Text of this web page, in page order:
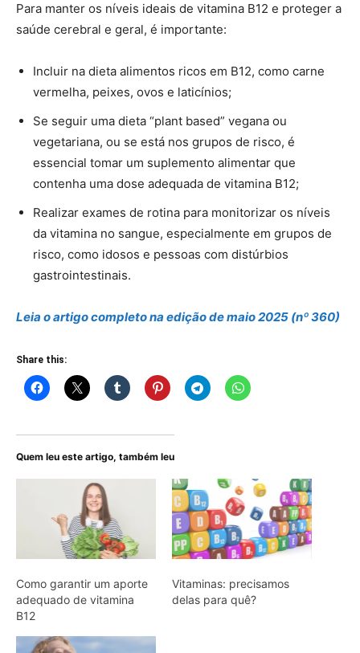
Para manter os níveis ideais de vitamina B12 e proteger a
saúde cerebral e geral, é importante:
Incluir na dieta alimentos ricos em B12, como carne
vermelha, peixes, ovos e laticínios;
Se seguir uma dieta “plant based” vegana ou
vegetariana, ou se está nos grupos de risco, é
essencial tomar um suplemento alimentar que
contenha uma dose adequada de vitamina B12;
Realizar exames de rotina para monitorizar os níveis
da vitamina no sangue, especialmente em grupos de
risco, como idosos e pessoas com distúrbios
gastrointestinais.
Leia o artigocompleto na edição de maio 2025 (nº 360)
Share this:
Quem leu este artigo, também leu
Como garantir um aporte
adequado de vitamina
B12
Vitaminas: precisamos
delas para quê?